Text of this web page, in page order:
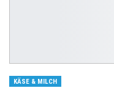
KÄSE & MILCH